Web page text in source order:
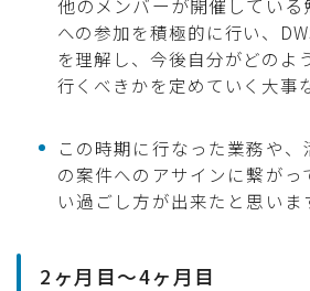
他のメンバーが開催している
への参加を積極的に行い、
を理解し、今後自分がどのよ
行くべきかを定めていく大事
この時期に行なった業務や
の案件へのアサインに繋がっ
い過ごし方が出来たと思いま
2ヶ月目〜4ヶ月目